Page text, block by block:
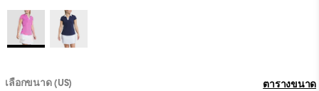
เลือกขนาด (US) ตารางขนาด